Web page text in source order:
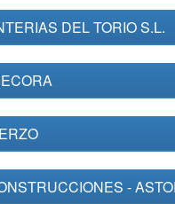
DEL TORIO S.L.
-